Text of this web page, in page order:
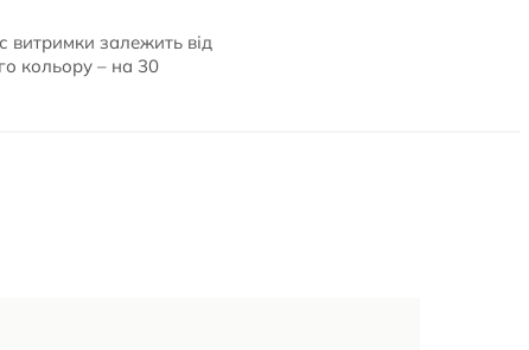
витримки залежить від
кольору – на 30